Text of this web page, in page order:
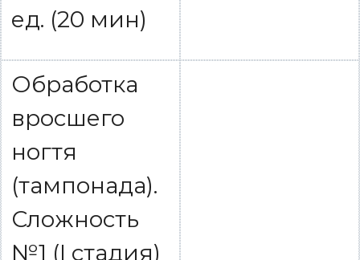
ед. (20 мин)
Обработка
вросшего
ногтя
(тампонада).
Сложность
№1 (I стадия)